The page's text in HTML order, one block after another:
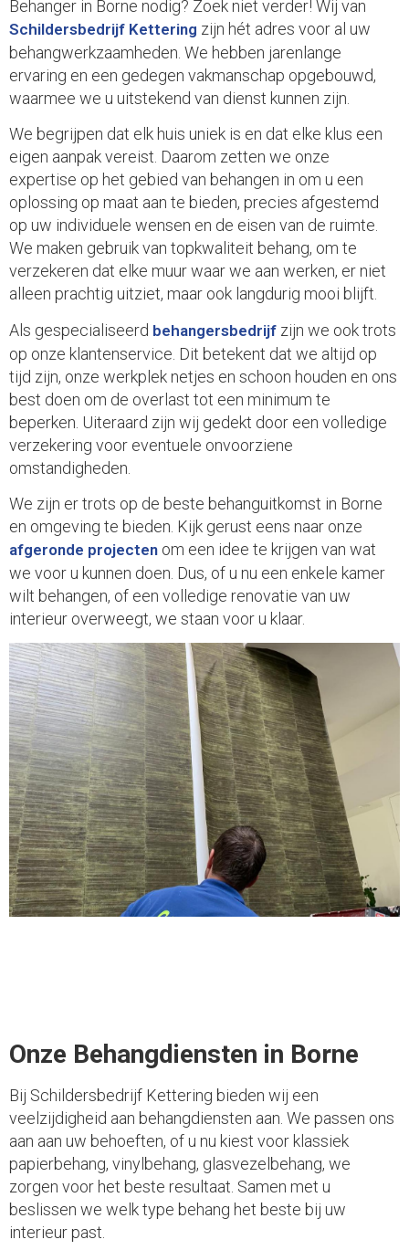
Behanger in Borne nodig? Zoek niet verder! Wij van
Schildersbedrijf Kettering zijn hét adres voor al uw
behangwerkzaamheden. We hebben jarenlange
ervaring en een gedegen vakmanschap opgebouwd,
waarmee we u uitstekend van dienst kunnen zijn.
We begrijpen dat elk huis uniek is en dat elke klus een
eigen aanpak vereist. Daarom zetten we onze
expertise op het gebied van behangen in om u een
oplossing op maat aan te bieden, precies afgestemd
op uw individuele wensen en de eisen van de ruimte.
We maken gebruik van topkwaliteit behang, om te
verzekeren dat elke muur waar we aan werken, er niet
alleen prachtig uitziet, maar ook langdurig mooi blijft.
Als gespecialiseerd behangersbedrijf zijn we ook trots
op onze klantenservice. Dit betekent dat we altijd op
tijd zijn, onze werkplek netjes en schoon houden en ons
best doen om de overlast tot een minimum te
beperken. Uiteraard zijn wij gedekt door een volledige
verzekering voor eventuele onvoorziene
omstandigheden.
We zijn er trots op de beste behanguitkomst in Borne
en omgeving te bieden. Kijk gerust eens naar onze
afgeronde projecten om een idee te krijgen van wat
we voor u kunnen doen. Dus, of u nu een enkele kamer
wilt behangen, of een volledige renovatie van uw
interieur overweegt, we staan voor u klaar.
Onze Behangdiensten in Borne
Bij Schildersbedrijf Kettering bieden wij een
veelzijdigheid aan behangdiensten aan. We passen ons
aan aan uw behoeften, of u nu kiest voor klassiek
papierbehang, vinylbehang, glasvezelbehang, we
zorgen voor het beste resultaat. Samen met u
beslissen we welk type behang het beste bij uw
interieur past.